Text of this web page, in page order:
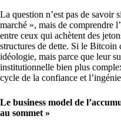
La question n’est pas de savoir
marché », mais de comprendre
entre ceux qui achètent des
structures de dette. Si le
idéologie, mais parce que leur
institutionnelle bien plus
cycle de la confiance et
Le business model de
au sommet »